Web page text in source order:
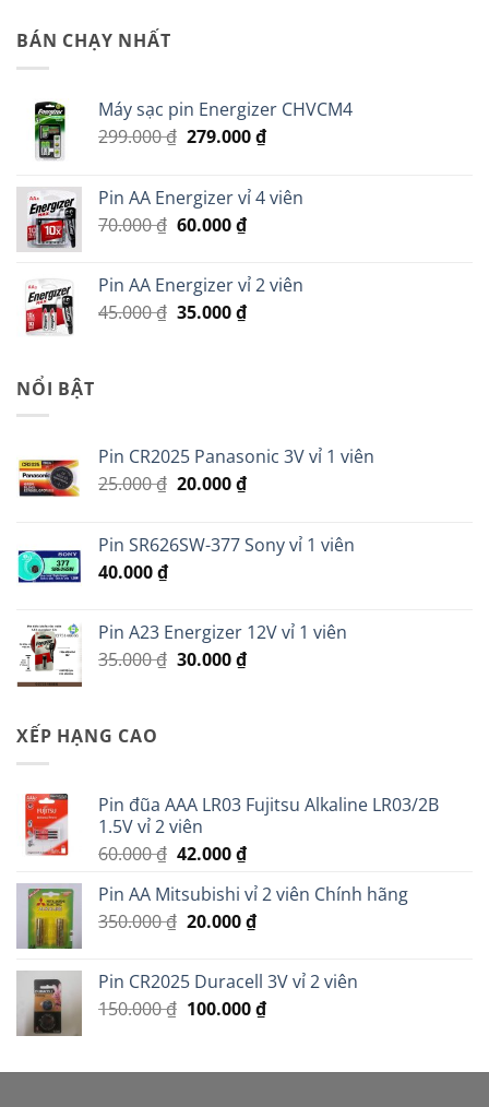
BÁN CHẠY NHẤT
Máy sạc pin Energizer CHVCM4
299.000₫ Giá
299.000 ₫.
279.000₫Giá
là:
Pin AA Energizer vỉ 4 viên
70.000₫ Giá
70.000 ₫.
60.000₫Giá
là:
60.000 ₫.
Pin AA Energizer vỉ 2 viên
45.000₫ Giá
35.000₫Giá
NỔI BẬT
Pin CR2025 Panasonic 3V vỉ 1 viên
25.000₫ Giá
25.000 ₫.
20.000₫Giá
là:
Pin SR626SW-377 Sony vỉ 1 viên
40.000₫
Pin A23 Energizer 12V vỉ 1 viên
35.000₫ Giá
30.000₫Giá
XẾP HẠNG CAO
Pin đũa AAA LR03 Fujitsu Alkaline LR03/2B
1.5V vỉ 2 viên
60.000₫ Giá
là:
60.000 ₫.
42.000₫Giá
tại
là:
Pin AA Mitsubishi vỉ 2 viên Chính hãng
350.000₫ Giá
350.000 ₫.
20.000₫Giá
là:
20.000 ₫.
Pin CR2025 Duracell 3V vỉ 2 viên
150.000₫ Giá
150.000 ₫.
100.000₫Giá
là: